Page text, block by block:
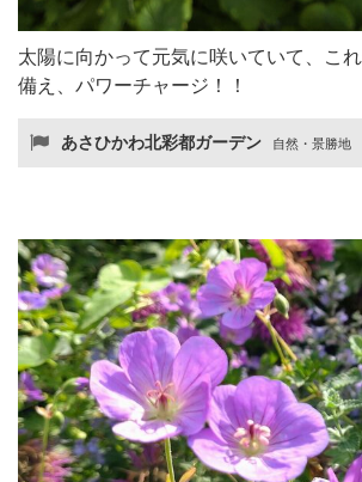
太陽に向かって元気に咲いていて、こ
備え、パワーチャージ！！
あさひかわ北彩都ガーデン 自然・景勝地